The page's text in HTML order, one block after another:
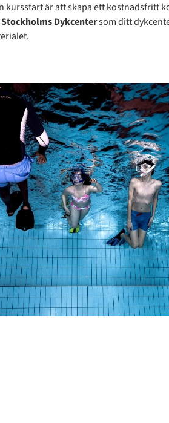
kursstart är att skapa ett kostnadsfritt
Stockholms Dykcentersom ditt